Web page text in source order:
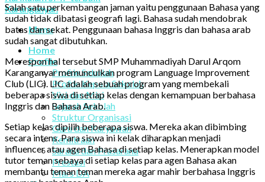
Menu
Home
Profile
Profile Sekolah
Profile Kepala Sekolah
Visi dan Misi
Sejarah Sekolah
Struktur Organisasi
Guru dan Karyawan
Kemitraan
Sarana dan Prasarana
Prestasi
Mars DA
Salah satu perkembangan jaman yaitu penggunaan Bahasa yang
sudah tidak dibatasi geografi lagi. Bahasa sudah mendobrak
batas dan sekat. Penggunaan bahasa Inggris dan bahasa arab
sudah sangat dibutuhkan.
Merespon hal tersebut SMP Muhammadiyah Darul Arqom
Karanganyar memunculkan program Language Improvement
Club (LIC). LIC adalah sebuah program yang membekali
beberapa siswa di setiap kelas dengan kemampuan berbahasa
Inggris dan Bahasa Arab.
Setiap kelas dipilih beberapa siswa. Mereka akan dibimbing
secara intens. Para siswa ini kelak diharapkan menjadi
influencer atau agen Bahasa di setiap kelas. Menerapkan model
tutor teman sebaya di setiap kelas para agen Bahasa akan
membantu teman teman mereka agar mahir berbahasa Inggris